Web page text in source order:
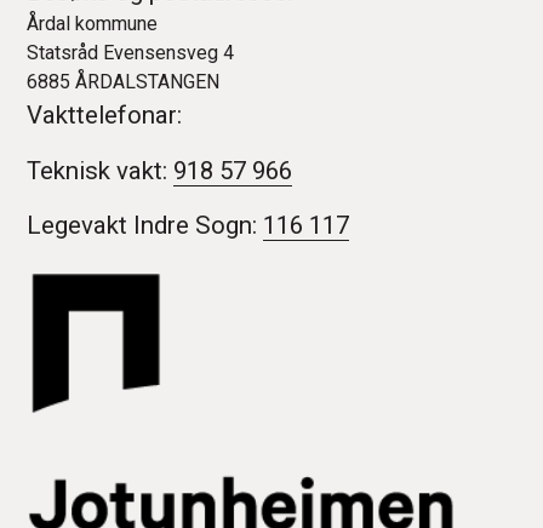
Årdal kommune
Statsråd Evensensveg 4
6885 ÅRDALSTANGEN
Vakttelefonar:
Teknisk vakt: 918 57 966
Legevakt Indre Sogn: 116 117